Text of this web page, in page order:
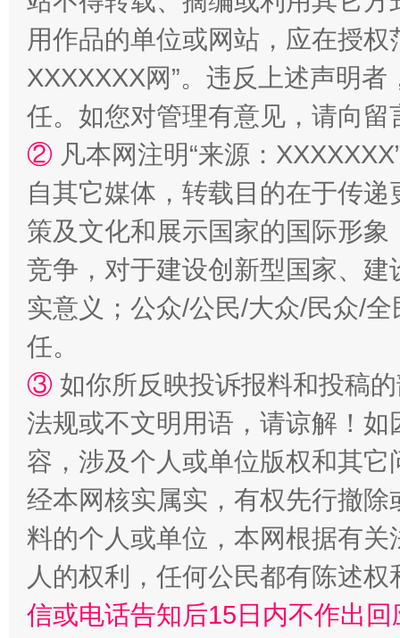
用作品的单位或网站，应在授
XXXXXXX网”。违反上述声明
任。如您对管理有意见，请向
② 凡本网注明“来源：
自其它媒体，转载目的在于传
策及文化和展示国家的国际形
竞争，对于建设创新型国家、
实意义；公众/公民/大众/民众/
任。
③ 如你所反映投诉报料和投稿
法规或不文明用语，请谅解！
容，涉及个人或单位版权和其它
经本网核实属实，有权先行撤
料的个人或单位，本网根据有
人的权利，任何公民都有陈述
信或电话告知后15日内不作出